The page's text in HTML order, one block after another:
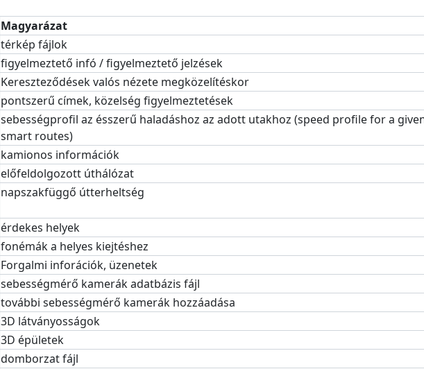
Magyarázat
térkép fájlok
figyelmeztető infó / figyelmeztető jelzések
Kereszteződések valós nézete megközelítéskor
pontszerű címek, közelség figyelmeztetések
sebességprofil az ésszerű haladáshoz az adott utakhoz (speed profile for a
smart routes)
kamionos információk
előfeldolgozott úthálózat
napszakfüggő útterheltség
érdekes helyek
fonémák a helyes kiejtéshez
Forgalmi inforációk, üzenetek
sebességmérő kamerák adatbázis fájl
további sebességmérő kamerák hozzáadása
3D látványosságok
3D épületek
domborzat fájl